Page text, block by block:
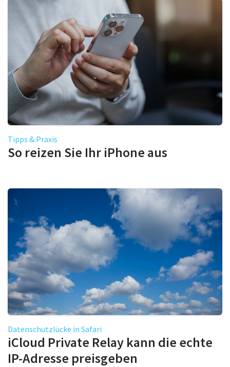
Tipps & Praxis
So reizen Sie Ihr iPhone aus
Datenschutzlücke in Safari
iCloud Private Relay kann die echte
IP-Adresse preisgeben